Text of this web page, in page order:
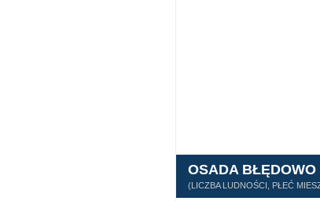
OSADA BŁĘDOWO
(LICZBA LUDNOŚCI, PŁEĆ